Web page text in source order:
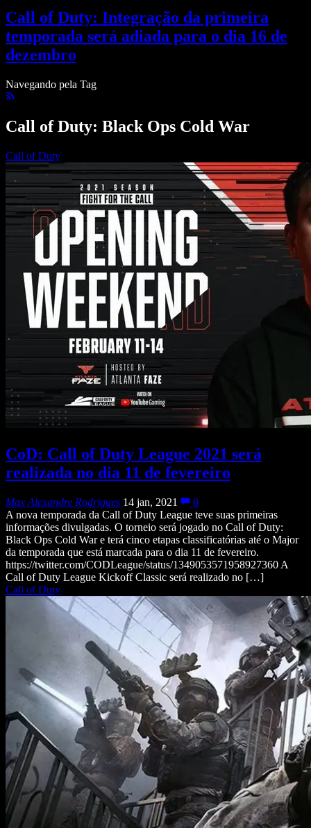
Call of Duty: Integração da primeira
temporada será adiada para o dia 16 de
dezembro
Navegando pela Tag
Call of Duty: Black Ops Cold War
Call of Duty
CoD: Call of Duty League 2021 será
realizada no dia 11 de fevereiro
Max Alexandre Rodrigues 14 jan, 2021
0
A nova temporada da Call of Duty League teve suas primeiras
informações divulgadas. O torneio será jogado no Call of Duty:
Black Ops Cold War e terá cinco etapas classificatórias até o Major
da temporada que está marcada para o dia 11 de fevereiro.
https://twitter.com/CODLeague/status/1349053571958927360 A
Call of Duty League Kickoff Classic será realizado no […]
Call of Duty